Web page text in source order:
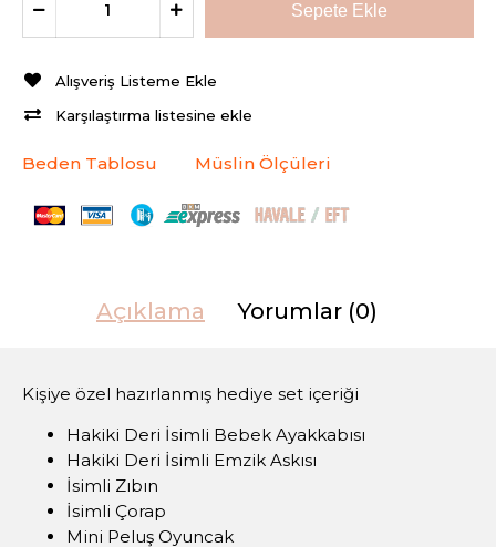
Alışveriş Listeme Ekle
Karşılaştırma listesine ekle
Beden Tablosu Müslin Ölçüleri
Açıklama Yorumlar (0)
Kişiye özel hazırlanmış hediye set içeriği
Hakiki Deri İsimli Bebek Ayakkabısı
Hakiki Deri İsimli Emzik Askısı
İsimli Zıbın
İsimli Çorap
Mini Peluş Oyuncak